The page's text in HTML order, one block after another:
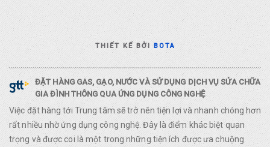
THIẾT KẾ BỞIBOTA
ĐẶT HÀNG GAS, GẠO, NƯỚC VÀ SỬ DỤNG DỊCH VỤ SỬA CHỮA
GIA ĐÌNH THÔNG QUA ỨNG DỤNG CÔNG NGHỆ
Việc đặt hàng tới Trung tâm sẽ trở nên tiện lợi và nhanh chóng hơn
rất nhiều nhờ ứng dụng công nghệ. Đây là điểm khác biệt quan
trọng và được coi là một trong những tiện ích được ưa chuộng